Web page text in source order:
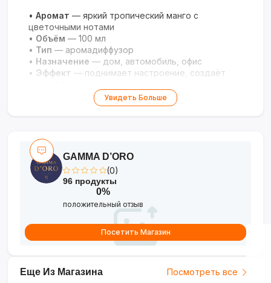
• Аромат — яркий тропический манго с
цветочными нотами
• Объём — 100 мл
• Тип — аромадиффузор
• Назначение — дом, автомобиль, офис
• Эффект — поднимает настроение, создаёт
Увидеть Больше
Еще Из Магазина Посмотреть все
GAMMA D’ORO
(0)
96 продукты
0%
положительный отзыв
Посетить Магазин